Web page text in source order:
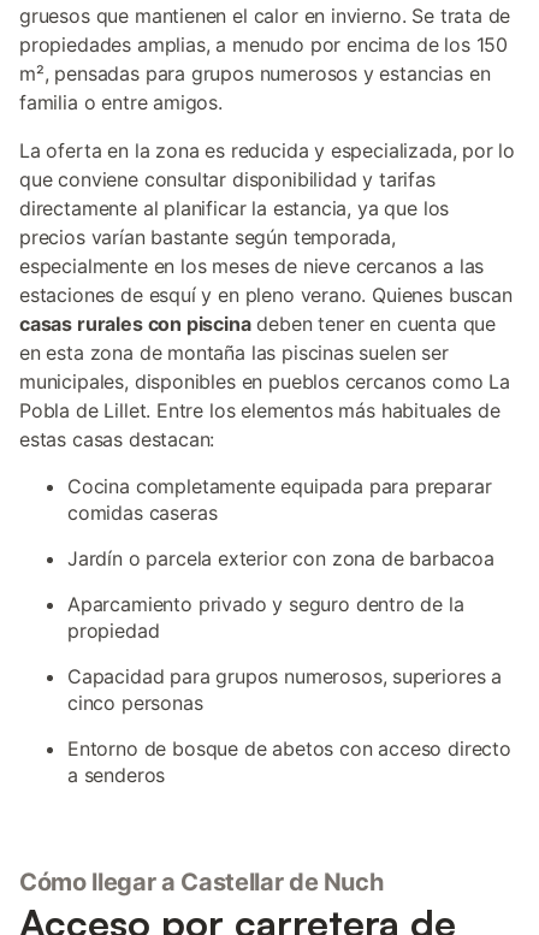
gruesos que mantienen el calor en invierno. Se trata de
propiedades amplias, a menudo por encima de los 150
m², pensadas para grupos numerosos y estancias en
familia o entre amigos.
La oferta en la zona es reducida y especializada, por lo
que conviene consultar disponibilidad y tarifas
directamente al planificar la estancia, ya que los
precios varían bastante según temporada,
especialmente en los meses de nieve cercanos a las
estaciones de esquí y en pleno verano. Quienes buscan
casas rurales con piscinadeben tener en cuenta que
en esta zona de montaña las piscinas suelen ser
municipales, disponibles en pueblos cercanos como La
Pobla de Lillet. Entre los elementos más habituales de
estas casas destacan:
Cocina completamente equipada para preparar
comidas caseras
Jardín o parcela exterior con zona de barbacoa
Aparcamiento privado y seguro dentro de la
propiedad
Capacidad para grupos numerosos, superiores a
cinco personas
Entorno de bosque de abetos con acceso directo
a senderos
Cómo llegar a Castellar de Nuch
Acceso por carretera de